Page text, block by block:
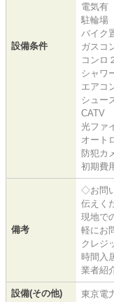
設備条件
電気有
駐輪場
バイク
ガスコ
コンロ
シャワ
エアコ
シュー
CATV
光ファ
オート
防犯カ
初期費
備考
◇お問
伝えく
現地で
軽にお
クレジ
時間入
業者紹
設備(その他) 東京電